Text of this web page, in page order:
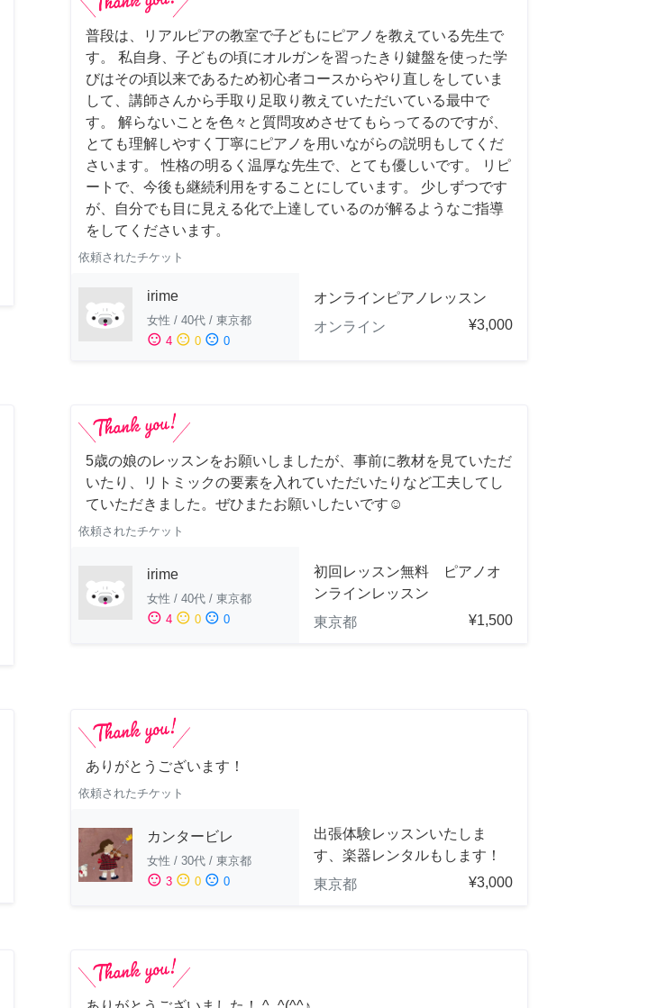
普段は、リアルピアの教室で子どもにピアノを教えている先生で
す。 私自身、子どもの頃にオルガンを習ったきり鍵盤を使った学
びはその頃以来であるため初心者コースからやり直しをしていま
して、講師さんから手取り足取り教えていただいている最中で
す。 解らないことを色々と質問攻めさせてもらってるのですが、
とても理解しやすく丁寧にピアノを用いながらの説明もしてくだ
さいます。 性格の明るく温厚な先生で、とても優しいです。 リピ
ートで、今後も継続利用をすることにしています。 少しずつです
が、自分でも目に見える化で上達しているのが解るようなご指導
をしてくださいます。
依頼されたチケット
irime
女性 / 40代 / 東京都
sentiment_satisfied 4 sentiment_neutral 0 sentiment_dissatisfied 0
オンラインピアノレッスン
オンライン
¥3,000
5歳の娘のレッスンをお願いしましたが、事前に教材を見ていただ
いたり、リトミックの要素を入れていただいたりなど工夫してし
ていただきました。ぜひまたお願いしたいです☺️
依頼されたチケット
irime
女性 / 40代 / 東京都
sentiment_satisfied 4 sentiment_neutral 0 sentiment_dissatisfied 0
初回レッスン無料 ピアノオ
ンラインレッスン
東京都
¥1,500
ありがとうございます！
依頼されたチケット
カンタービレ
女性 / 30代 / 東京都
sentiment_satisfied 3 sentiment_neutral 0 sentiment_dissatisfied 0
出張体験レッスンいたしま
す、楽器レンタルもします！
東京都
¥3,000